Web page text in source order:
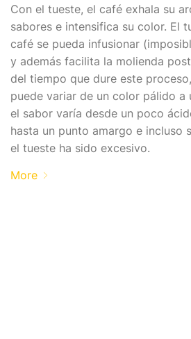
Con el tueste, el café exhala su
sabores e intensifica su color. El
café se pueda infusionar
y además facilita la molienda
del tiempo que dure este
puede variar de un color pálido a
el sabor varía desde un poco
hasta un punto amargo e incluso
el tueste ha sido excesivo.
More